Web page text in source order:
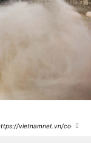
vietnamnet.vn/co-